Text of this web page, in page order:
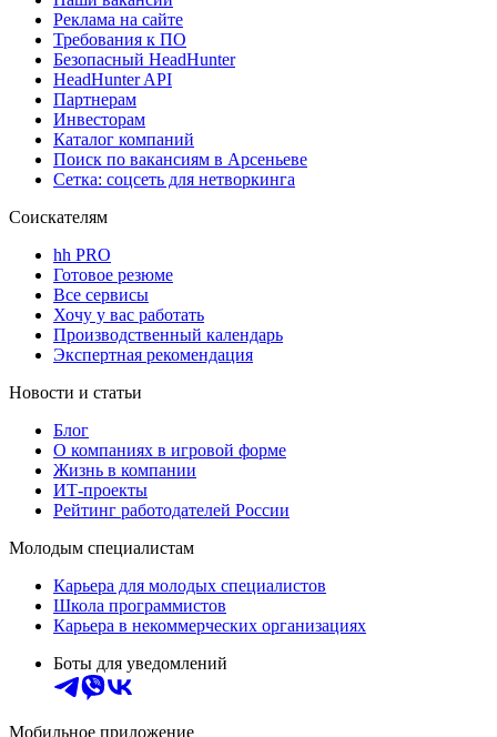
Реклама на сайте
Требования к ПО
Безопасный HeadHunter
HeadHunter API
Партнерам
Инвесторам
Каталог компаний
Поиск по вакансиям в Арсеньеве
Сетка: соцсеть для нетворкинга
Соискателям
hh PRO
Готовое резюме
Все сервисы
Хочу у вас работать
Производственный календарь
Экспертная рекомендация
Новости и статьи
Блог
О компаниях в игровой форме
Жизнь в компании
ИТ-проекты
Рейтинг работодателей России
Молодым специалистам
Карьера для молодых специалистов
Школа программистов
Карьера в некоммерческих организациях
Боты для уведомлений
Мобильное приложение